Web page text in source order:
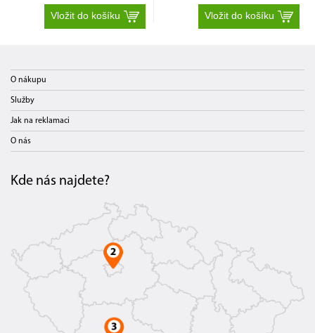
Vložit do košíku Vložit do košíku
O nákupu
Služby
Jak na reklamaci
O nás
Kde nás najdete?